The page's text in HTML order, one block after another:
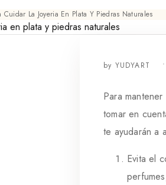
Cuidar La Joyeria En Plata Y Piedras Naturales
en plata y piedras naturales
by YUDYART
Para
tomar en
te ayudarán a
Evita el